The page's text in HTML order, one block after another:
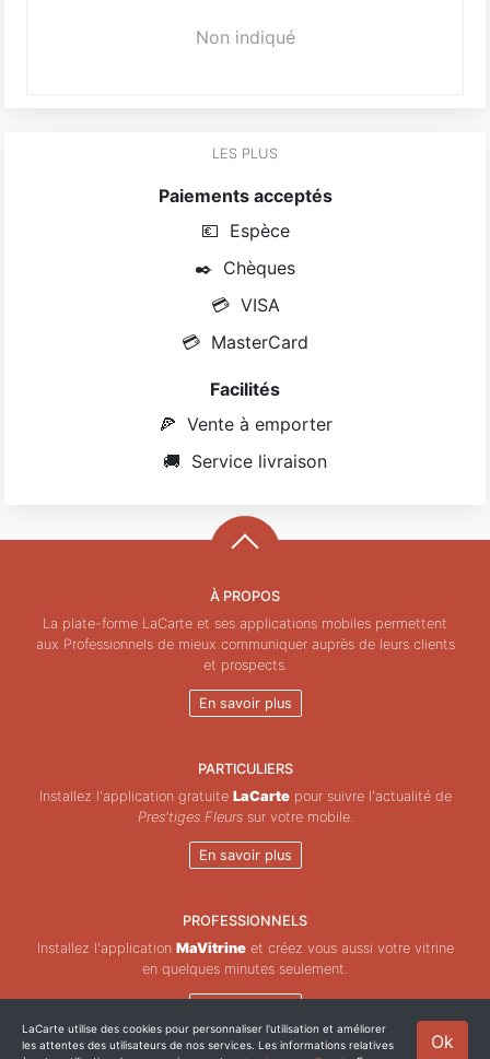
Non indiqué
LES PLUS
Paiements acceptés
💶 Espèce
✒️ Chèques
💳 VISA
💳 MasterCard
Facilités
🍕 Vente à emporter
🚚 Service livraison
À PROPOS
La plate-forme LaCarte et ses applications mobiles permettent
aux Professionnels de mieux communiquer auprès de leurs clients
et prospects.
En savoir plus
PARTICULIERS
Installez l'application gratuite LaCartepour suivre l'actualité de
Pres'tiges Fleurssur votre mobile.
En savoir plus
PROFESSIONNELS
Installez l'application MaVitrineet créez vous aussi votre vitrine
en quelques minutes seulement.
Copyright © ZeMAP 2026 - Tous droits réservés. Ok
LaCarte utilise des cookies pour personnaliser l'utilisation et améliorer
les attentes des utilisateurs de nos services. Les informations relatives